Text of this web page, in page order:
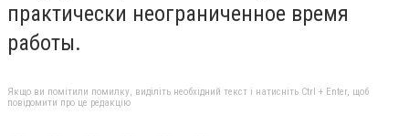
практически неограниченное время
работы.
Якщо ви помітили помилку, виділіть необхідний текст і натисніть Ctrl + Enter, щоб
повідомити про це редакцію